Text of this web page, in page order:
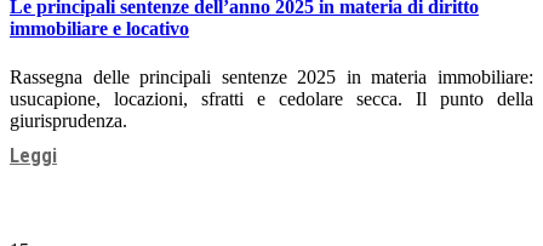
Le principali sentenze dell’anno 2025 in materia di diritto
immobiliare e locativo
Rassegna delle principali sentenze 2025 in materia immobiliare:
usucapione, locazioni, sfratti e cedolare secca. Il punto della
giurisprudenza.
Leggi